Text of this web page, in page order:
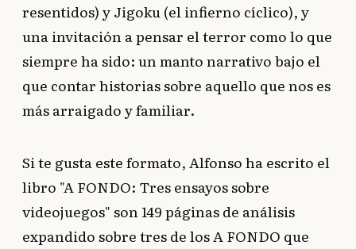
resentidos) y Jigoku (el infierno cíclico), y
una invitación a pensar el terror como lo que
siempre ha sido: un manto narrativo bajo el
que contar historias sobre aquello que nos es
más arraigado y familiar.
Si te gusta este formato, Alfonso ha escrito el
libro "A FONDO: Tres ensayos sobre
videojuegos" son 149 páginas de análisis
expandido sobre tres de los A FONDO que